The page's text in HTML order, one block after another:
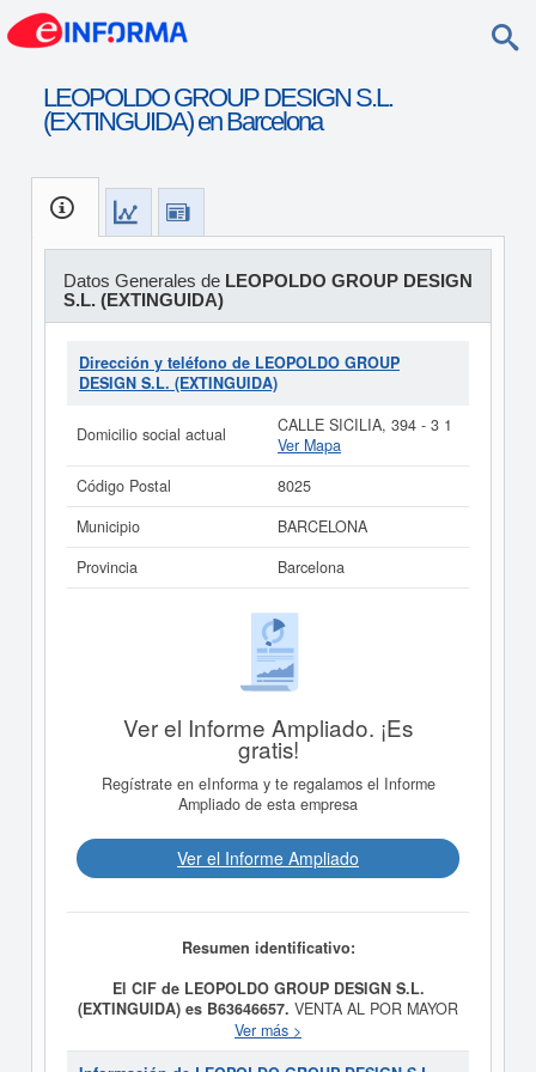
LEOPOLDO GROUP DESIGN S.L.
(EXTINGUIDA) en Barcelona
Datos Generales de LEOPOLDO GROUP DESIGN
S.L. (EXTINGUIDA)
Dirección y teléfono de LEOPOLDO GROUP
DESIGN S.L. (EXTINGUIDA)
Domicilio social actual
CALLE SICILIA, 394 - 3 1
Ver Mapa
Código Postal
8025
Municipio
BARCELONA
Provincia
Barcelona
Ver el Informe Ampliado. ¡Es
gratis!
Regístrate en eInforma y te regalamos el Informe
Ampliado de esta empresa
Ver el Informe Ampliado
Resumen identificativo:
El CIF de LEOPOLDO GROUP DESIGN S.L.
(EXTINGUIDA) es B63646657. VENTA AL POR MAYOR
Y AL POR MENOR DE MUEBLES DE TODO TIPO DE
MATERIALES Y DESTINADOS A CUALQUIER USO.
Ver más >